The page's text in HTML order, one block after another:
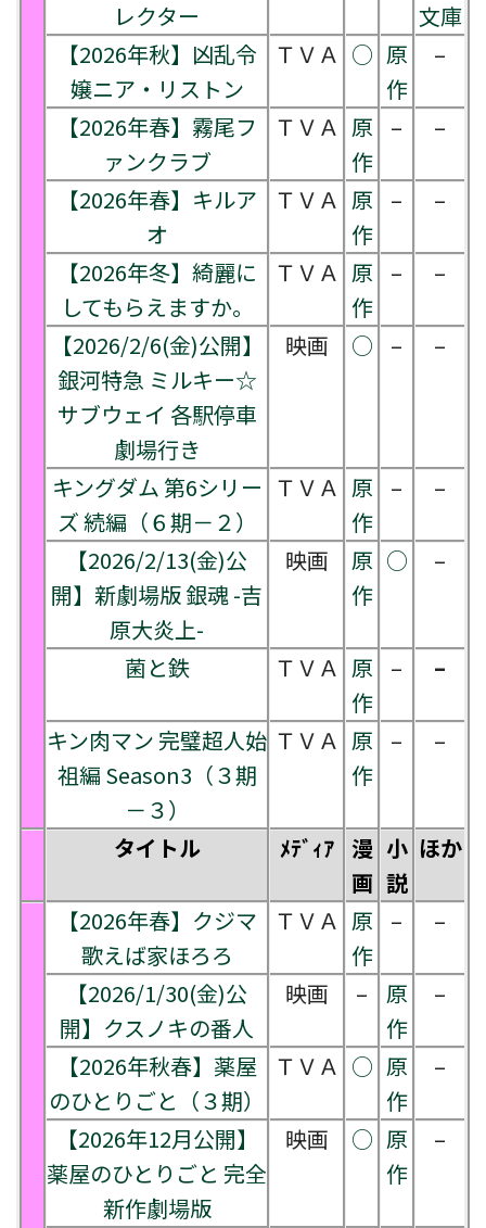
レクター
文庫
【2026年秋】凶乱令
嬢ニア・リストン
ＴＶＡ ○ 原
作
–
【2026年春】霧尾フ
ァンクラブ
ＴＶＡ 原
作
– –
【2026年春】キルア
オ
ＴＶＡ 原
作
– –
【2026年冬】綺麗に
してもらえますか。
ＴＶＡ 原
作
– –
【2026/2/6(金)公開】
銀河特急 ミルキー☆
サブウェイ 各駅停車
劇場行き
映画 ○ – –
キングダム 第6シリー
ズ 続編（６期－２）
ＴＶＡ 原
作
– –
【2026/2/13(金)公
開】新劇場版 銀魂 -吉
原大炎上-
映画
原
作
○ –
菌と鉄 ＴＶＡ 原
作
– –
キン肉マン 完璧超人始
祖編 Season3（３期
－３）
ＴＶＡ 原
作
– –
タイトル ﾒﾃﾞｨｱ
漫
画
小
説
ほか
【2026年春】クジマ
歌えば家ほろろ
ＴＶＡ 原
作
– –
【2026/1/30(金)公
開】クスノキの番人
映画 –
原
作
–
【2026年秋春】薬屋
のひとりごと（３期）
ＴＶＡ ○ 原
作
–
【2026年12月公開】
薬屋のひとりごと 完全
新作劇場版
映画 ○ 原
作
–